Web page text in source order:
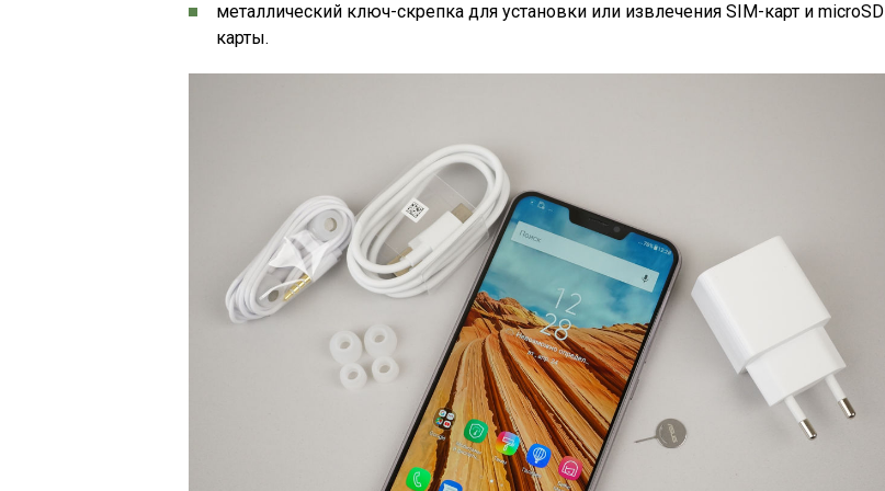
металлический ключ-скрепка для установки или извлечения SIM-карт и microSD
карты.